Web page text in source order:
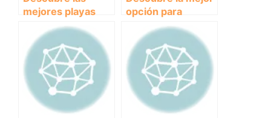
mejores playas
para perros en
Cantabria y
disfruta del verano
con tu mascota
opción para
disfrutar del sol y
el mar con tu
perro: la playa
para perros en
Calpe.